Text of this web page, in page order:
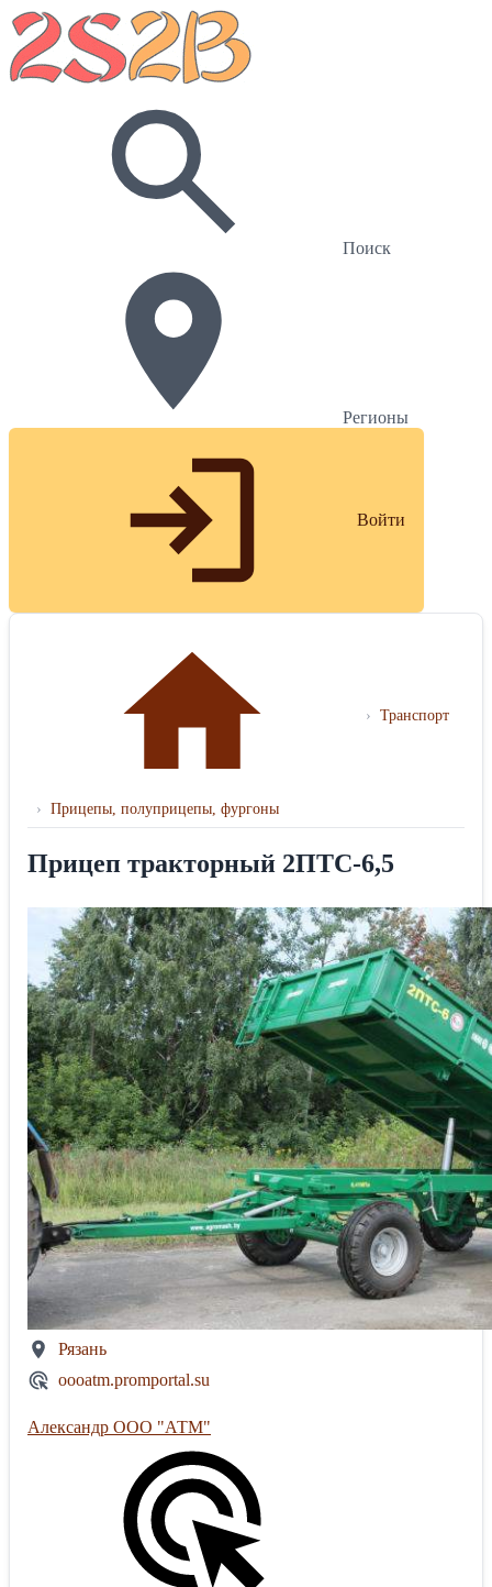
Поиск
Регионы
Войти
› Транспорт
› Прицепы, полуприцепы, фургоны
Прицеп тракторный 2ПТС-6,5
Рязань
oooatm.promportal.su
Александр ООО "АТМ"